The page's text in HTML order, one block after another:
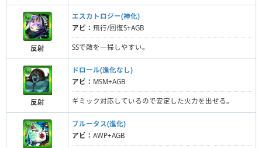
反射
エスカトロジー(神化)
アビ： 飛行/回復S+AGB
SSで敵を一掃しやすい。
反射
ドロール(進化なし)
アビ： MSM+AGB
ギミック対応しているので安定した火力を出せる。
ブルータス(進化)
アビ： AWP+AGB